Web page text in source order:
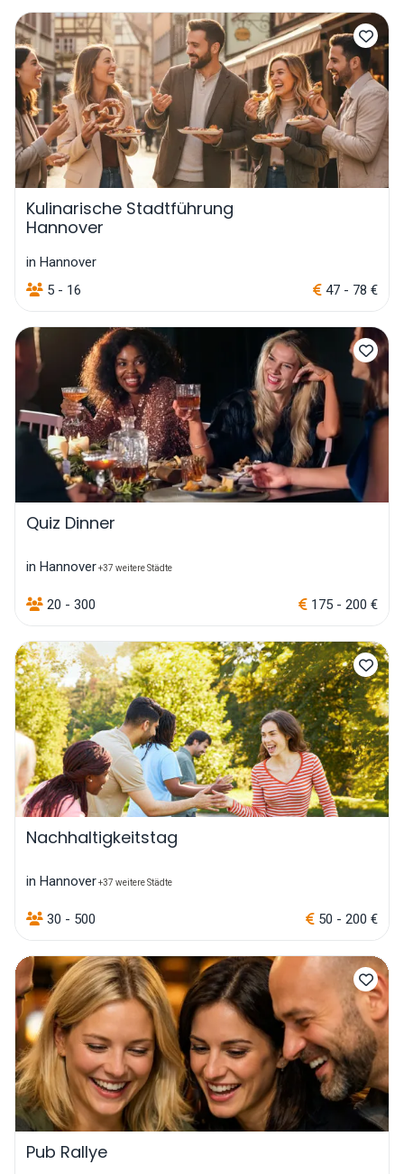
Kulinarische Stadtführung
Hannover
in Hannover
5 - 16
47 - 78 €
Quiz Dinner
in Hannover+37 weitere Städte
20 - 300 175 - 200 €
Nachhaltigkeitstag
in Hannover+37 weitere Städte
30 - 500 50 - 200 €
Pub Rallye